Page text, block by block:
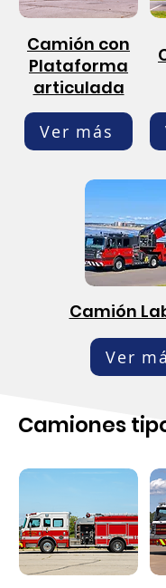
Camión con
Plataforma
articulada
Ver más
Camión
Ver
Camiones